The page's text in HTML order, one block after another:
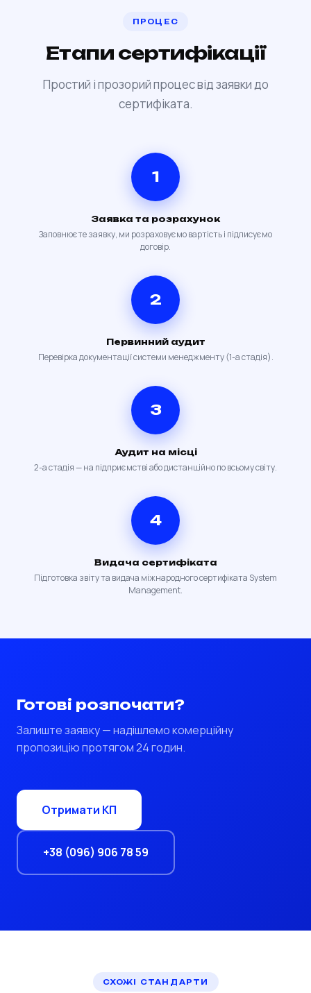
ПРОЦЕС
Етапи сертифікації
Простий і прозорий процес від заявки до
сертифіката.
1
Заявка та розрахунок
Заповнюєте заявку, ми розраховуємо вартість і підписуємо
договір.
2
Первинний аудит
Перевірка документації системи менеджменту (1-а стадія).
3
Аудит на місці
2-а стадія — на підприємстві або дистанційно по всьому світу.
4
Видача сертифіката
Підготовка звіту та видача міжнародного сертифіката System
Management.
Готові розпочати?
Залиште заявку — надішлемо комерційну
пропозицію протягом 24 годин.
Отримати КП
+38 (096) 906 78 59
СХОЖІ СТАНДАРТИ